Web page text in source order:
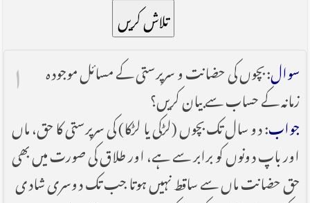
تلاش کریں
۱ سوال: بچوں کی حضانت و سرپرستی کے مسائل موجودہ
زمانہ کے حساب سے بیان کریں؟
جواب: دو سال تک بچوں (لڑکی یا لڑکا) کی سرپرستی کا حق، ماں
اور باپ دونوں کو برابر سے ہے، اور طلاق کی صورت میں بھی
حق حضانت ماں سے ساقط نہیں ہوتا جب تک دوسری شادی